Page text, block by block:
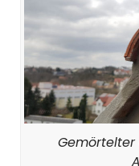
Gemörtelter